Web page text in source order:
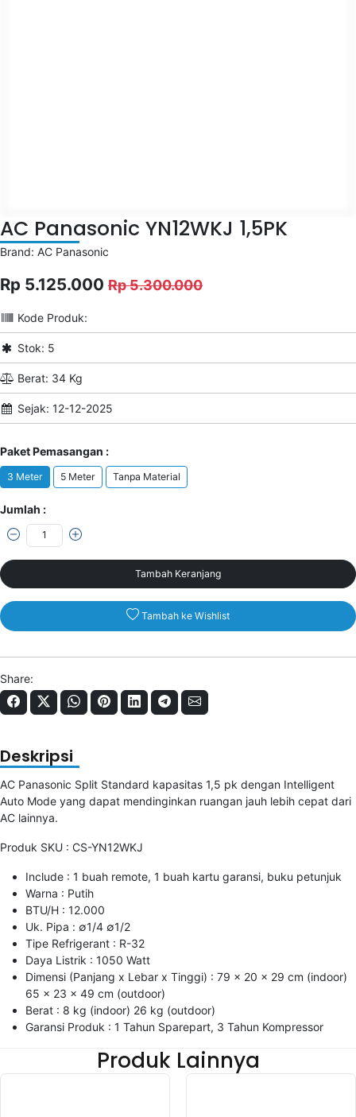
AC Panasonic YN12WKJ 1,5PK
Brand: AC Panasonic
Rp 5.125.000 Rp 5.300.000
Kode Produk:
Stok: 5
Berat: 34 Kg
Sejak: 12-12-2025
Paket Pemasangan :
3 Meter 5 Meter Tanpa Material
Jumlah :
Tambah Keranjang
Tambah ke Wishlist
Share:
Deskripsi
AC Panasonic Split Standard kapasitas 1,5 pk dengan Intelligent
Auto Mode yang dapat mendinginkan ruangan jauh lebih cepat dari
AC lainnya.
Produk SKU : CS-YN12WKJ
Include : 1 buah remote, 1 buah kartu garansi, buku petunjuk
Warna : Putih
BTU/H : 12.000
Uk. Pipa : ∅1/4 ∅1/2
Tipe Refrigerant : R-32
Daya Listrik : 1050 Watt
Dimensi (Panjang x Lebar x Tinggi) : 79 x 20 x 29 cm (indoor)
65 x 23 x 49 cm (outdoor)
Berat : 8 kg (indoor) 26 kg (outdoor)
Garansi Produk : 1 Tahun Sparepart, 3 Tahun Kompressor
Produk Lainnya